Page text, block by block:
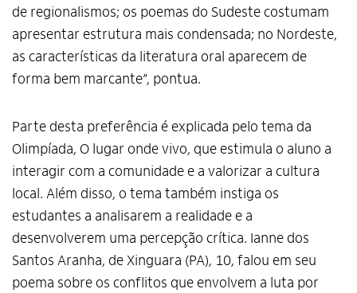
de regionalismos; os poemas do Sudeste costumam
apresentar estrutura mais condensada; no Nordeste,
as características da literatura oral aparecem de
forma bem marcante”, pontua.
Parte desta preferência é explicada pelo tema da
Olimpíada, O lugar onde vivo, que estimula o aluno a
interagir com a comunidade e a valorizar a cultura
local. Além disso, o tema também instiga os
estudantes a analisarem a realidade e a
desenvolverem uma percepção crítica. Ianne dos
Santos Aranha, de Xinguara (PA), 10, falou em seu
poema sobre os conflitos que envolvem a luta por